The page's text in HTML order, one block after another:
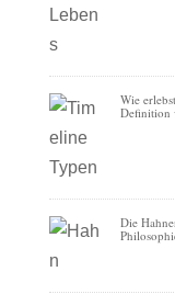
Wie
Definition
Die